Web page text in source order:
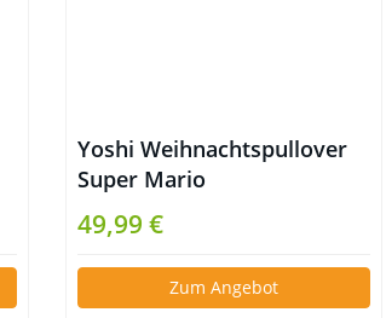
Yoshi Weihnachtspullover
Super Mario
49,99 €
Zum Angebot